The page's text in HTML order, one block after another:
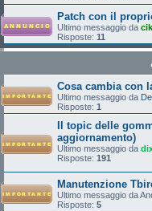
Patch con il
Ultimo messaggio da
Risposte: 11
Cosa cambia con
Ultimo messaggio da
Risposte: 1
Il topic delle
aggiornamento)
Ultimo messaggio da
Risposte: 191
Manutenzione
Ultimo messaggio da
Risposte: 5